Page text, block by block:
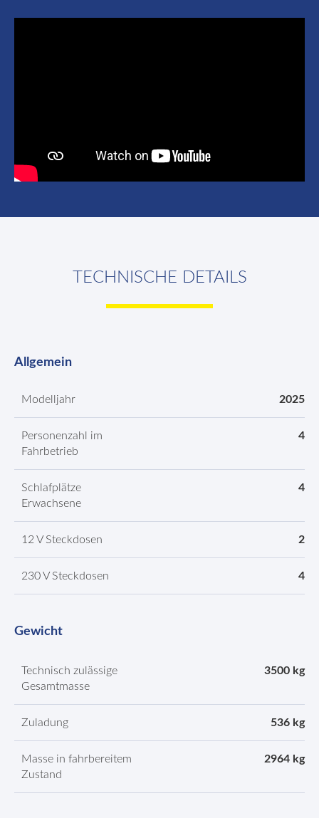
TECHNISCHE DETAILS
Allgemein
Modelljahr 2025
Personenzahl im
Fahrbetrieb
4
Schlafplätze
Erwachsene
4
12 V Steckdosen 2
230 V Steckdosen 4
Gewicht
Technisch zulässige
Gesamtmasse
3500 kg
Zuladung 536 kg
Masse in fahrbereitem
Zustand
2964 kg